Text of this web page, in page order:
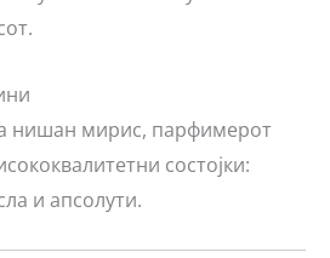
нишан мирис, парфимерот
состојки:
и апсолути.